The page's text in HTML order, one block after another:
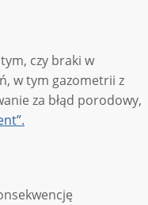
czy braki w
w tym gazometrii z
za błąd porodowy,